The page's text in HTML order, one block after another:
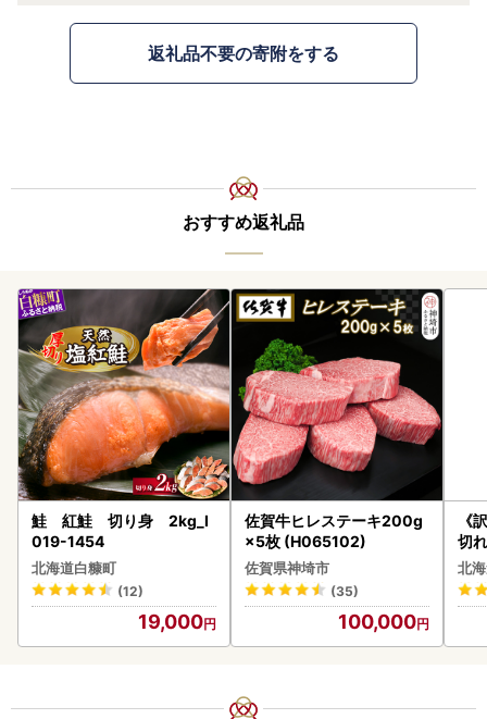
返礼品不要の寄附をする
おすすめ返礼品
鮭 紅鮭 切り身 2kg_I
019-1454
北海道白糠町
(12)
19,000
佐賀牛ヒレステーキ200g
×5枚 (H065102)
佐賀県神埼市
(35)
100,000
《
切
0g
北